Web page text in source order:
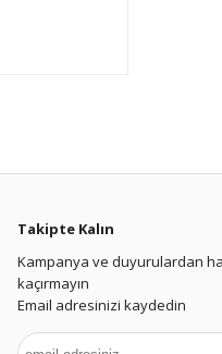
Takipte Kalın
Kampanya ve duyurulardan
kaçırmayın
Email adresinizi kaydedin